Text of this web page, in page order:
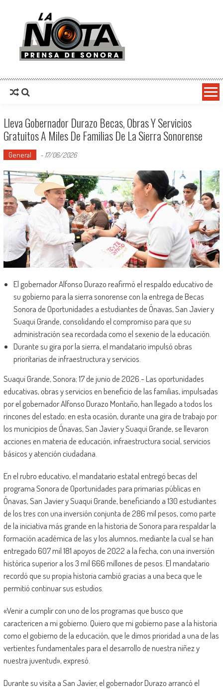
La Nota Prensa De Sonora
Lleva Gobernador Durazo Becas, Obras Y Servicios
Gratuitos A Miles De Familias De La Sierra Sonorense
General - 17/06/2026
El gobernador Alfonso Durazo reafirmó el respaldo educativo de
su gobierno para la sierra sonorense con la entrega de Becas
Sonora de Oportunidades a estudiantes de Ónavas, San Javier y
Suaqui Grande, consolidando el compromiso para que su
administración sea recordada como el sexenio de la educación.
Durante su gira por la sierra, el mandatario impulsó obras
prioritarias de infraestructura y servicios.
Suaqui Grande, Sonora; 17 de junio de 2026.- Las oportunidades
educativas, obras y servicios en beneficio de las familias, impulsadas
por el gobernador Alfonso Durazo Montaño, han llegado a todos los
rincones del estado; en esta ocasión, durante una gira de trabajo por
los municipios de Ónavas, San Javier y Suaqui Grande, se llevaron
acciones en materia de educación, infraestructura social, servicios
básicos y atención ciudadana.
En el rubro educativo, el mandatario estatal entregó becas del
programa Sonora de Oportunidades para primarias públicas en
Ónavas, San Javier y Suaqui Grande, beneficiando a 130 estudiantes
de los tres con una inversión conjunta de 286 mil pesos, como parte
de la iniciativa más grande en la historia de Sonora para respaldar la
formación académica de las y los alumnos, mediante la cual se han
entregado 607 mil 181 apoyos de 2022 a la fecha, con una inversión
histórica superior a los 3 mil 666 millones de pesos. El mandatario
recordó que su propia historia cambió gracias a una beca que le
permitió continuar sus estudios.
«Venir a cumplir con uno de los programas que busco que
caractericen a mi gobierno. Quiero que mi gobierno pase a la historia
como el gobierno de la educación, que le dimos prioridad a una de las
vertientes fundamentales para el desarrollo de nuestra niñez y
nuestra juventud», expresó.
Durante su visita a San Javier, el gobernador Durazo arrancó el